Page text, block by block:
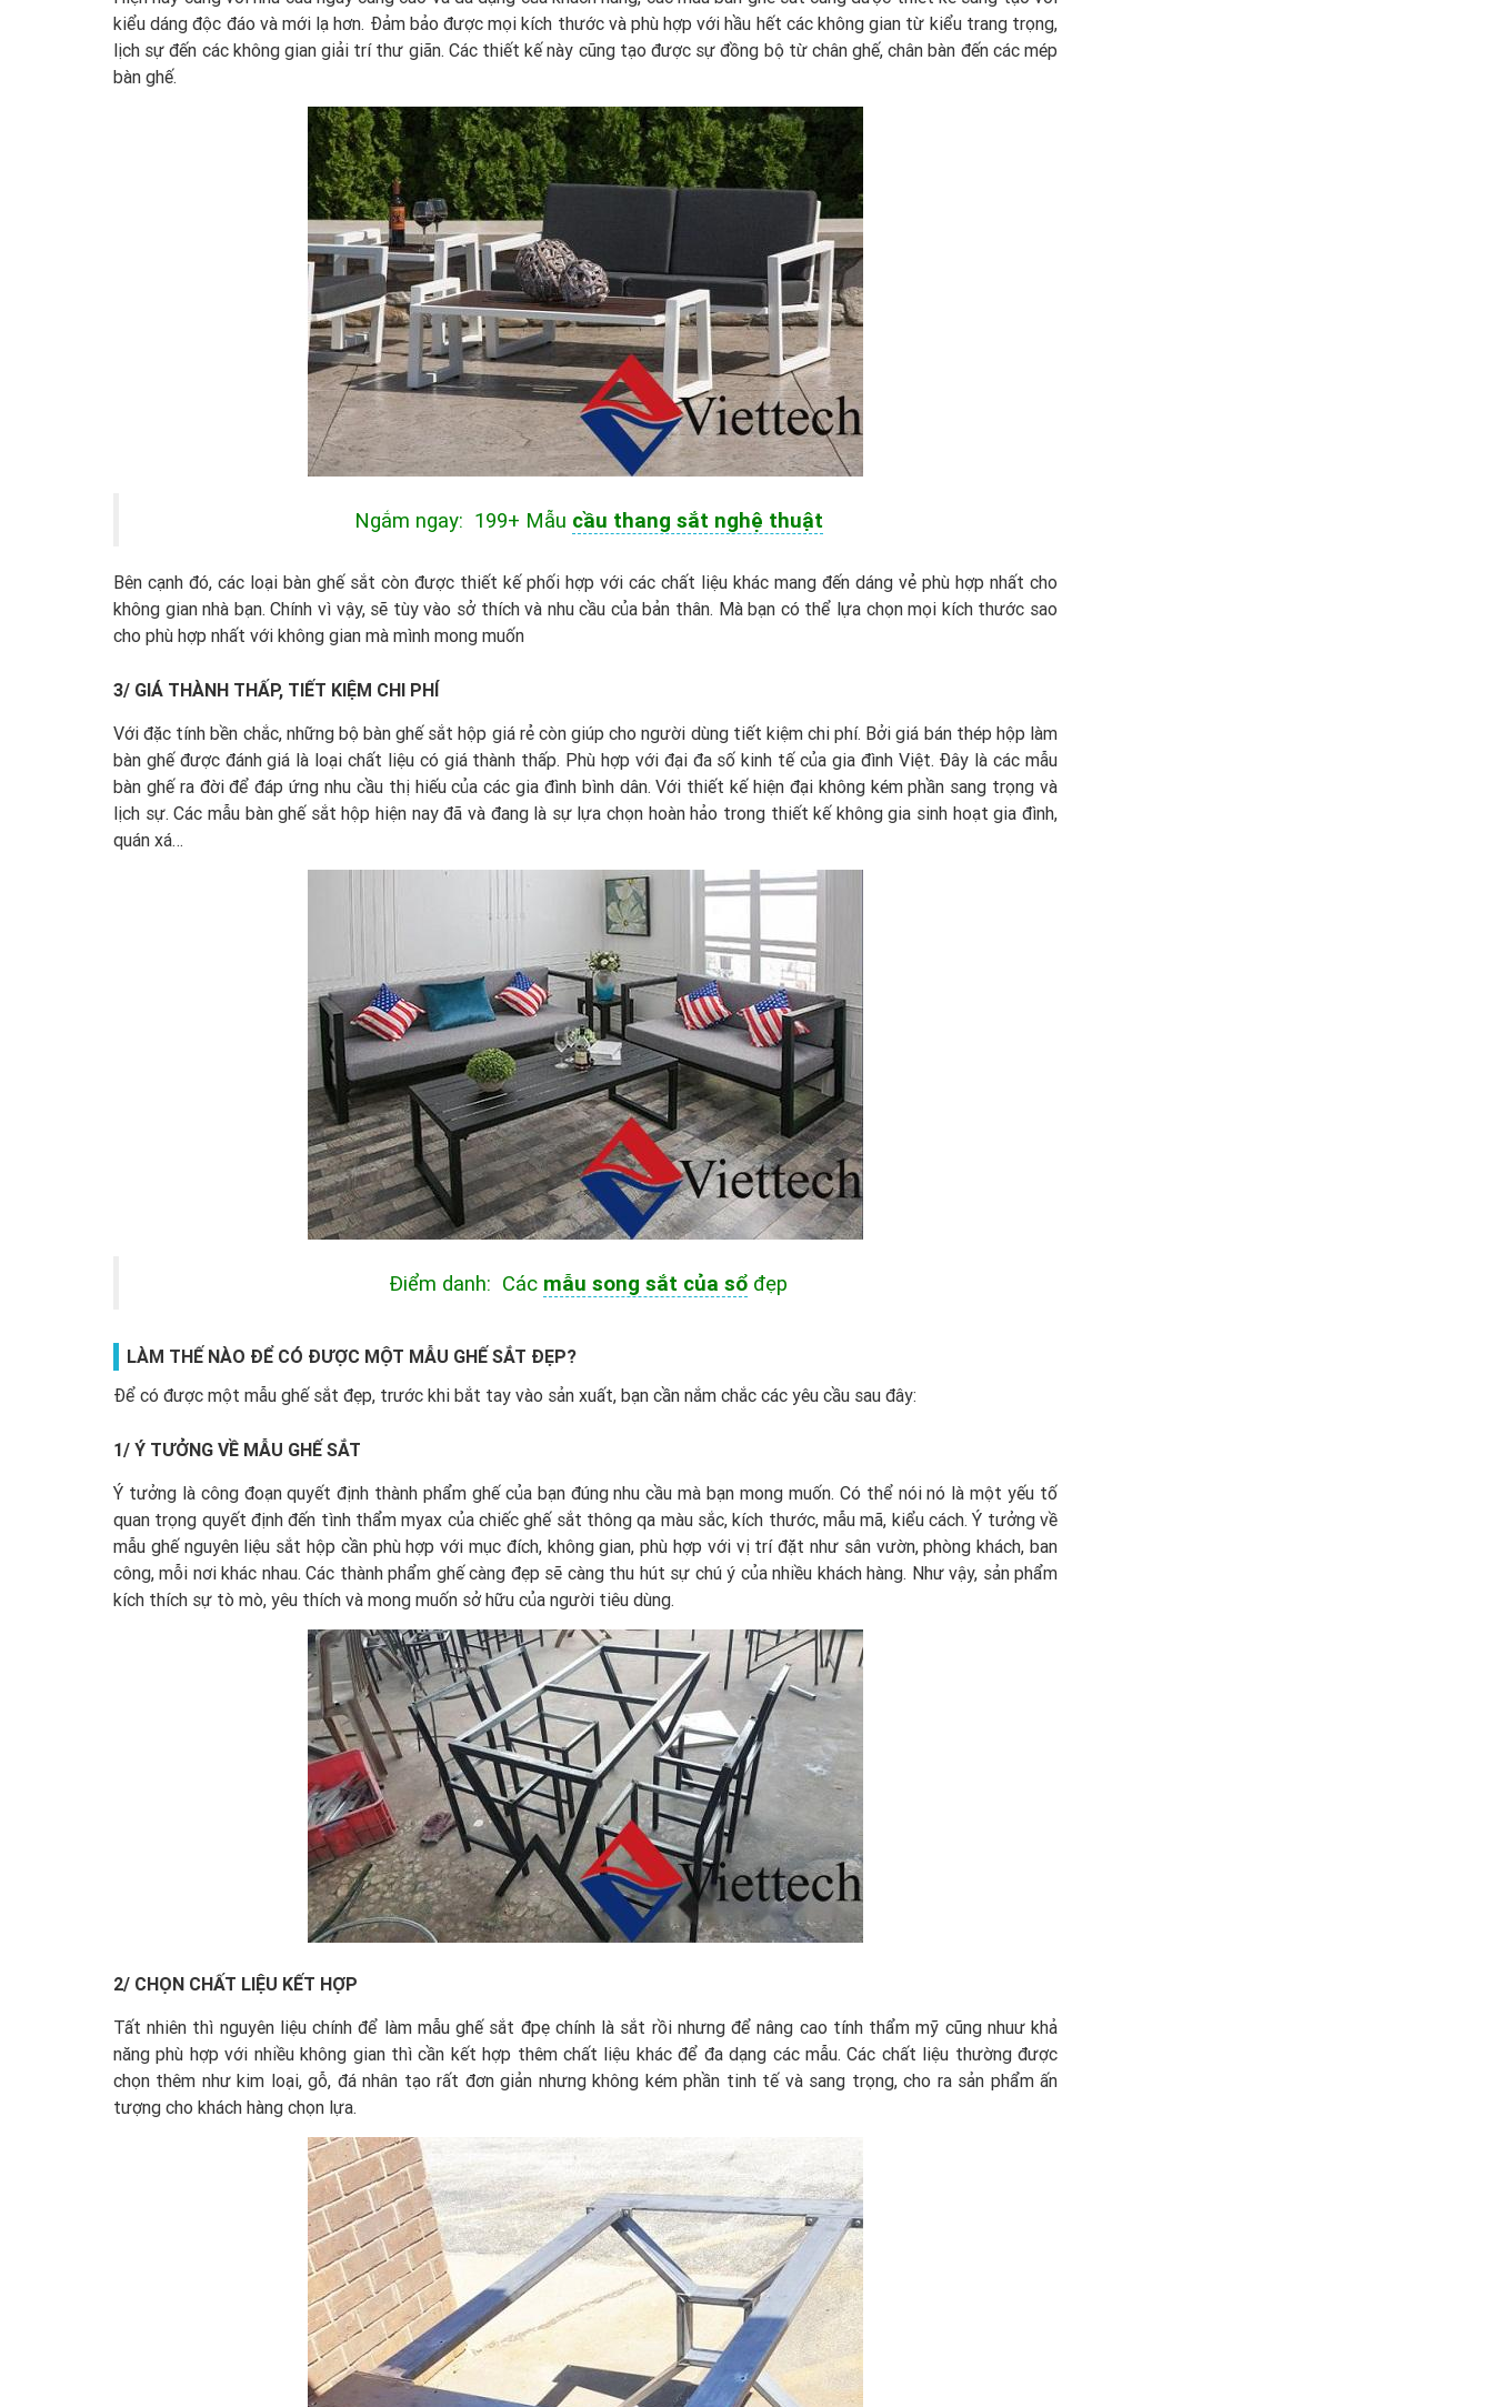
kiểu dáng độc đáo và mới lạ hơn. Đảm bảo được mọi kích thước và phù hợp với hầu hết các không gian từ kiểu trang trọng,
lịch sự đến các không gian giải trí thư giãn. Các thiết kế này cũng tạo được sự đồng bộ từ chân ghế, chân bàn đến các mép
bàn ghế.
Ngắm ngay: 199+ Mẫu cầu thang sắt nghệ thuật
Bên cạnh đó, các loại bàn ghế sắt còn được thiết kế phối hợp với các chất liệu khác mang đến dáng vẻ phù hợp nhất cho
không gian nhà bạn. Chính vì vậy, sẽ tùy vào sở thích và nhu cầu của bản thân. Mà bạn có thể lựa chọn mọi kích thước sao
cho phù hợp nhất với không gian mà mình mong muốn
3/ GIÁ THÀNH THẤP, TIẾT KIỆM CHI PHÍ
Với đặc tính bền chắc, những bộ bàn ghế sắt hộp giá rẻ còn giúp cho người dùng tiết kiệm chi phí. Bởi giá bán thép hộp làm
bàn ghế được đánh giá là loại chất liệu có giá thành thấp. Phù hợp với đại đa số kinh tế của gia đình Việt. Đây là các mẫu
bàn ghế ra đời để đáp ứng nhu cầu thị hiếu của các gia đình bình dân. Với thiết kế hiện đại không kém phần sang trọng và
lịch sự. Các mẫu bàn ghế sắt hộp hiện nay đã và đang là sự lựa chọn hoàn hảo trong thiết kế không gia sinh hoạt gia đình,
quán xá…
Điểm danh: Các mẫu song sắt của sổ đẹp
LÀM THẾ NÀO ĐỂ CÓ ĐƯỢC MỘT MẪU GHẾ SẮT ĐẸP?
Để có được một mẫu ghế sắt đẹp, trước khi bắt tay vào sản xuất, bạn cần nắm chắc các yêu cầu sau đây:
1/ Ý TƯỞNG VỀ MẪU GHẾ SẮT
Ý tưởng là công đoạn quyết định thành phẩm ghế của bạn đúng nhu cầu mà bạn mong muốn. Có thể nói nó là một yếu tố
quan trọng quyết định đến tình thẩm myax của chiếc ghế sắt thông qa màu sắc, kích thước, mẫu mã, kiểu cách. Ý tưởng về
mẫu ghế nguyên liệu sắt hộp cần phù hợp với mục đích, không gian, phù hợp với vị trí đặt như sân vườn, phòng khách, ban
công, mỗi nơi khác nhau. Các thành phẩm ghế càng đẹp sẽ càng thu hút sự chú ý của nhiều khách hàng. Như vậy, sản phẩm
kích thích sự tò mò, yêu thích và mong muốn sở hữu của người tiêu dùng.
2/ CHỌN CHẤT LIỆU KẾT HỢP
Tất nhiên thì nguyên liệu chính để làm mẫu ghế sắt đpẹ chính là sắt rồi nhưng để nâng cao tính thẩm mỹ cũng nhuư khả
năng phù hợp với nhiều không gian thì cần kết hợp thêm chất liệu khác để đa dạng các mẫu. Các chất liệu thường được
chọn thêm như kim loại, gỗ, đá nhân tạo rất đơn giản nhưng không kém phần tinh tế và sang trọng, cho ra sản phẩm ấn
tượng cho khách hàng chọn lựa.